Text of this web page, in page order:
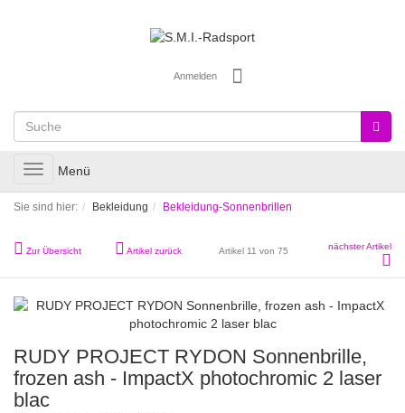
Anmelden
Toggle
navigation
Menü
Sie sind hier: Bekleidung Bekleidung-Sonnenbrillen
Zur Übersicht Artikel zurück Artikel 11 von 75 nächster Artikel
RUDY PROJECT RYDON Sonnenbrille,
frozen ash - ImpactX photochromic 2 laser
blac